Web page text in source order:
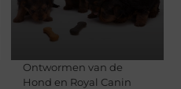
Ontwormen van de
Hond en Royal Canin